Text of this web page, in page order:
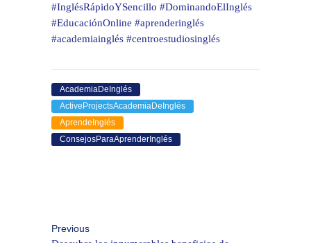
#InglésRápidoYSencillo #DominandoElInglés
#EducaciónOnline #aprenderinglés
#academiainglés #centroestudiosinglés
AcademiaDeInglés
ActiveProjectsAcademiaDeInglés
AprendeInglés
ConsejosParaAprenderInglés
Previous